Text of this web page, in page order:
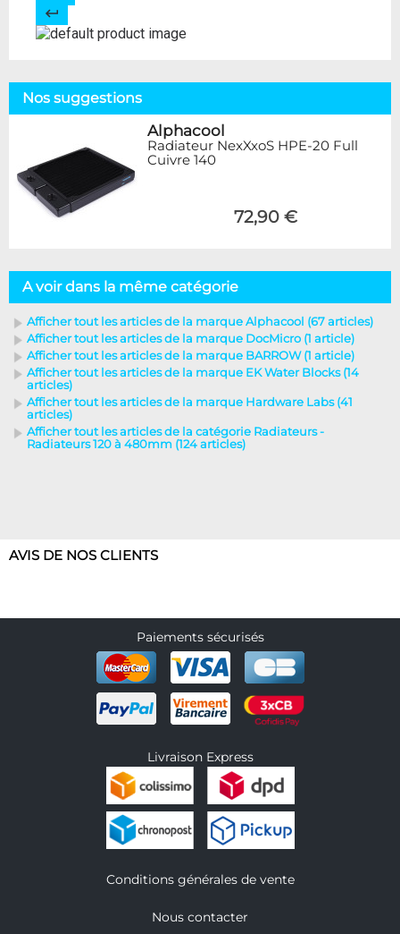
Nos suggestions
Alphacool
Radiateur NexXxoS HPE-20 Full
Cuivre 140
72,90 €
A voir dans la même catégorie
Afficher tout les articles de la marque Alphacool (67 articles)
Afficher tout les articles de la marque DocMicro (1 article)
Afficher tout les articles de la marque BARROW (1 article)
Afficher tout les articles de la marque EK Water Blocks (14
articles)
Afficher tout les articles de la marque Hardware Labs (41
articles)
Afficher tout les articles de la catégorie Radiateurs -
Radiateurs 120 à 480mm (124 articles)
AVIS DE NOS CLIENTS
Paiements sécurisés
Livraison Express
Conditions générales de vente
Nous contacter